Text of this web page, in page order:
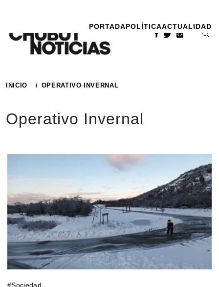
contenido
PORTADAPOLÍTICAACTUALIDAD
INICIO OPERATIVO INVERNAL
Operativo Invernal
#Sociedad